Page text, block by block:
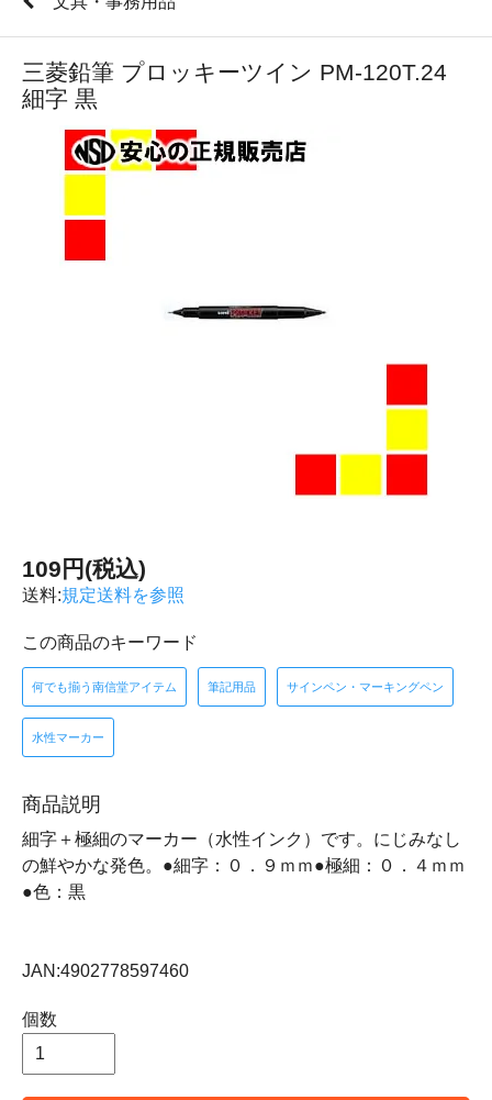
三菱鉛筆 プロッキーツイン PM-120T.24
細字 黒
109円(税込)
送料:規定送料を参照
この商品のキーワード
何でも揃う南信堂アイテム 筆記用品 サインペン・マーキングペン
水性マーカー
商品説明
細字＋極細のマーカー（水性インク）です。にじみなし
の鮮やかな発色。●細字：０．９ｍｍ●極細：０．４ｍｍ
●色：黒
JAN:4902778597460
個数